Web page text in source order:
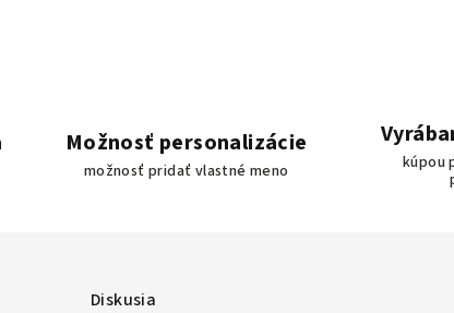
Možnosť personalizácie
možnosť pridať vlastné meno
kúpou
Diskusia